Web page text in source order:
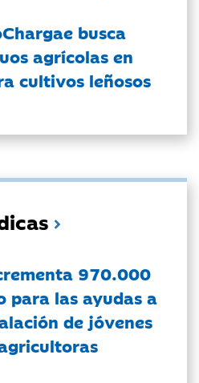
busca
agrícolas en
cultivos leñosos
970.000
para las ayudas a
de jóvenes